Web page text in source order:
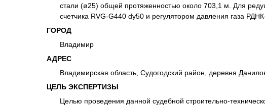
стали (ø25) общей протяженностью около 703,1 м. Для
счетчика RVG-G440 dy50 и регулятором давления газа
ГОРОД
Владимир
АДРЕС
Владимирская область, Судогодский район, деревня
ЦЕЛЬ ЭКСПЕРТИЗЫ
Целью проведения данной судебной строительно-